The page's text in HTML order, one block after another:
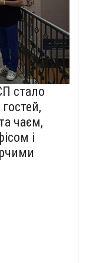
стало
чаєм,
і